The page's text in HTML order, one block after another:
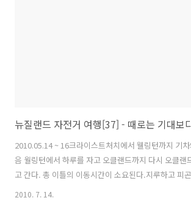
2010.05.14 ~ 16크라이스트처치에서 웰링턴까지 기
음 월링턴에서 하루를 자고 오클랜드까지 다시 오클랜
고 간다. 총 이틀의 이동시간이 소요된다.지루하고 피
재미있을 것 같다.크라이스트처치에서 오클래드까지
2010. 7. 14.